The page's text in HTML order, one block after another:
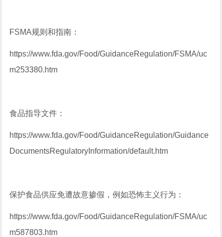
FSMA规则和指南：
https://www.fda.gov/Food/GuidanceRegulation/FSMA/uc
m253380.htm
食品指导文件：
https://www.fda.gov/Food/GuidanceRegulation/Guidance
DocumentsRegulatoryInformation/default.htm
保护食品供应免遭故意掺假，例如恐怖主义行为：
https://www.fda.gov/Food/GuidanceRegulation/FSMA/uc
m587803.htm